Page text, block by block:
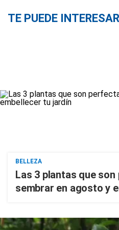
TE PUEDE INTERESAR
BELLEZA
Las 3 plantas que
sembrar en agosto y